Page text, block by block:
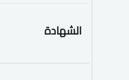
الشهادة